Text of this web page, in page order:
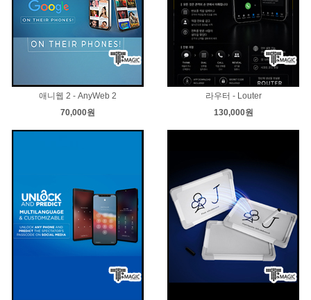
애니웹 2 - AnyWeb 2
70,000원
라우터 - Louter
130,000원